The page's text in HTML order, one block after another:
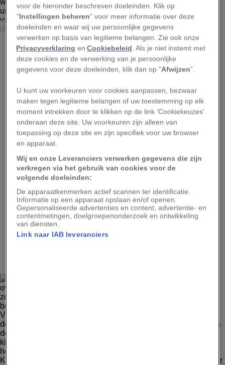
CULTURA RM, ALAMY STOCK PHOTO
Dat er zoveel adembenemende scènes in Jurassic Park te
zien zijn, heeft een reden. Die epische landschappen (van
het eiland Kauai) kun je niet even snel afwerken, maar zou
je vanuit elk perspectief moeten bekijken. Op een
zeilend langs de kust zul je je nietig voelen tegenover de
majestueuze natuur; een snorkelexcursie op een
catamaran zal je de wonderen van het onderwaterleven
onthullen; en op een tour in een snelle rubberboot ontdek
je zeegrotten, Hawaïaanse monniksrobben, groepen
dolfijnen of groene zeeschildpadden. Kauai is het enige
eiland van de staat Hawaï met bevaarbare rivieren,
wildwaterpret op een grote zwemband. Hou je wel van een
uitdaging? Wandel dan langs de legendarische kust, een
route van ruim 35 kilometer heen en terug die wordt
beschouwd als de beste trektocht van heel Hawaï.
voor de hieronder beschreven doeleinden. Klik op
“Instellingen beheren” voor meer informatie over deze
doeleinden en waar wij uw persoonlijke gegevens
verwerken op basis van legitieme belangen. Zie ook onze
Privacyverklaring enCookiebeleid. Als je niet instemt met
deze cookies en de verwerking van je persoonlijke
gegevens voor deze doeleinden, klik dan op "Afwijzen”.
U kunt uw voorkeuren voor cookies aanpassen, bezwaar
maken tegen legitieme belangen of uw toestemming op elk
moment intrekken door te klikken op de link 'Cookiekeuzes'
onderaan deze site. Uw voorkeuren zijn alleen van
toepassing op deze site en zijn specifiek voor uw browser
en apparaat.
Wij en onze Leveranciers verwerken gegevens die zijn
verkregen via het gebruik van cookies voor de
volgende doeleinden:
De apparaatkenmerken actief scannen ter identificatie.
Informatie op een apparaat opslaan en/of openen.
Gepersonaliseerde advertenties en content, advertentie- en
contentmetingen, doelgroepenonderzoek en ontwikkeling
van diensten.
Link naar IAB leveranciers